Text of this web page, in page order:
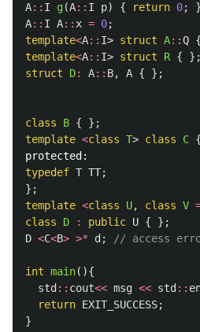
A:: I g(A:: I p) { return 0;
}
A:: I A:: x = 0;
template<A:: I> struct A::Q {
template<A:: I> struct R {
};
struct
D: A:: B, A { };
class B {
};
template <class T> class C {
protected:
typedef T TT;
};
template <class U, class V
class
D : public U {
};
D <C<B> >* d ; // access
int main(){
std :: cout<< msg << std ::
return EXIT_SUCCESS;
}